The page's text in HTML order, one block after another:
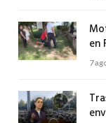
en
7